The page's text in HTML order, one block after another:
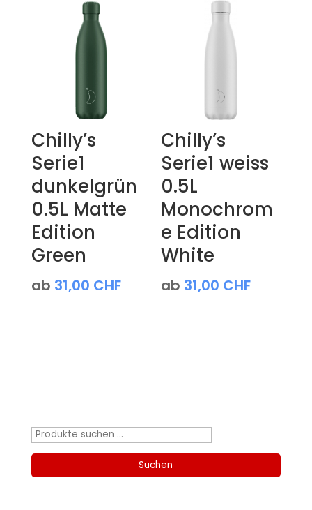
Chilly’s
Serie1
dunkelgrün
0.5L Matte
Edition
Green
ab 31,00 CHF
Chilly’s
Serie1 weiss
0.5L
Monochrom
e Edition
White
ab 31,00 CHF
Suchen
Suchen